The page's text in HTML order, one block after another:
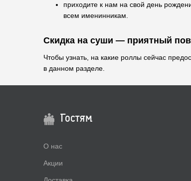
приходите к нам на свой день
всем именинникам.
Скидка на суши — приятный
Чтобы узнать, на какие роллы сейчас
в данном разделе.
Гостям
О нас
Акции